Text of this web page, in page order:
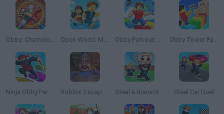
Obby: Chameleon: Paint & Hide Open World: Mini Games Online Obby Parkour: Tower of Hell Obby Tower Parkour Climb
Ninja Obby Parkour Roblox: Escape from the Castle Steal a Brainrot Online Steal Car Duel